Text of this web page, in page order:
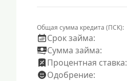
Общая сумма кредита (ПСК):
Срок займа:
Сумма займа:
Процентная ставка:
Одобрение: